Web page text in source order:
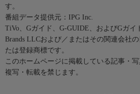
す。
番組データ提供元：IPG Inc.
TiVo、Gガイド、G-GUIDE、およびGガイ
Brands LLCおよび／またはその関連会社
たは登録商標です。
このホームページに掲載している記事・
複写・転載を禁じます。